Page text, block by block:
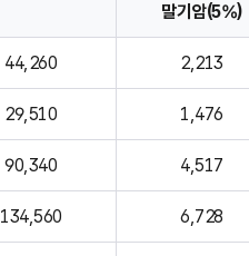
말기암(5%)
44,260 2,213
29,510 1,476
90,340 4,517
134,560 6,728